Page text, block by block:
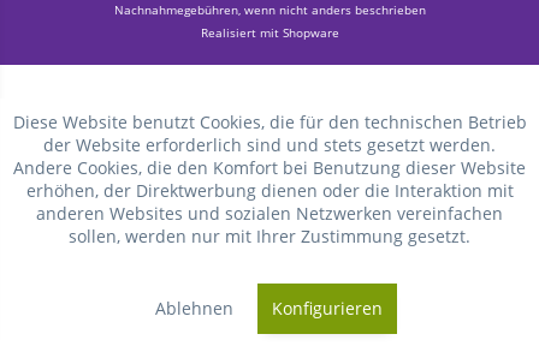
Nachnahmegebühren, wenn nicht anders beschrieben
Realisiert mit Shopware
Diese Website benutzt Cookies, die für den technischen Betrieb
der Website erforderlich sind und stets gesetzt werden.
Andere Cookies, die den Komfort bei Benutzung dieser Website
erhöhen, der Direktwerbung dienen oder die Interaktion mit
anderen Websites und sozialen Netzwerken vereinfachen
sollen, werden nur mit Ihrer Zustimmung gesetzt.
Ablehnen Konfigurieren